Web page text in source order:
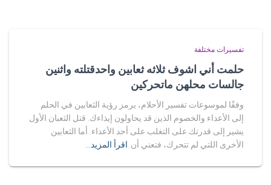
تفسيرات مختلفة
حلمت أني اشوف ثلاثه ثعابين واحدقتلته واثنين
جالسات محلهن ماتحركين
وفقًا لموسوعات تفسير الأحلام، يرمز رؤية الثعابين في الحلم
إلى الأعداء والخصوم الذين قد يحاولون إيذاءك. قتل الثعبان الأول
يشير إلى قدرتك على التغلب على أحد الأعداء. أما الثعابين
الأخرى اللتي لم تتحرك، فتعني أن اقرأ المزيد…